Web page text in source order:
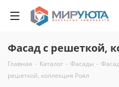
Фасад с решеткой,
Главная - Каталог - Фасады -
решеткой, коллекция Роял